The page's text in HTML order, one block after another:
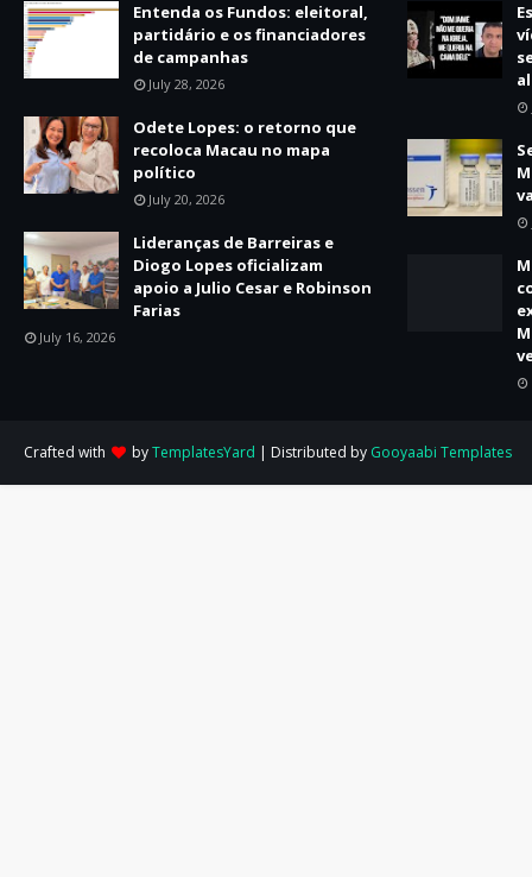
Entenda os Fundos: eleitoral,
partidário e os financiadores
de campanhas
July 28, 2026
Odete Lopes: o retorno que
recoloca Macau no mapa
político
July 20, 2026
Lideranças de Barreiras e
Diogo Lopes oficializam
apoio a Julio Cesar e Robinson
Farias
July 16, 2026
Crafted with byTemplatesYard | Distributed by Gooyaabi Templates